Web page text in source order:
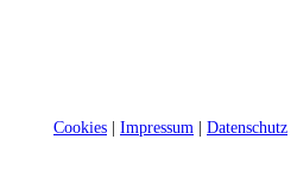
Cookies Impressum Datenschutz